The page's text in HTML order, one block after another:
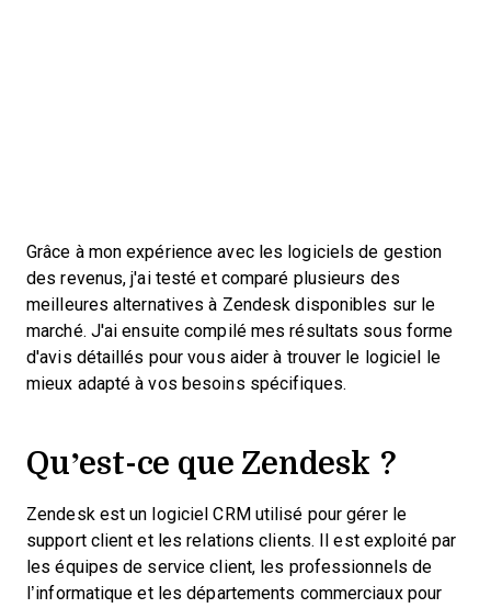
Grâce à mon expérience avec les logiciels de gestion
des revenus, j'ai testé et comparé plusieurs des
meilleures alternatives à Zendesk disponibles sur le
marché. J'ai ensuite compilé mes résultats sous forme
d'avis détaillés pour vous aider à trouver le logiciel le
mieux adapté à vos besoins spécifiques.
Qu’est-ce que Zendesk ?
Zendesk est un logiciel CRM utilisé pour gérer le
support client et les relations clients. Il est exploité par
les équipes de service client, les professionnels de
l’informatique et les départements commerciaux pour